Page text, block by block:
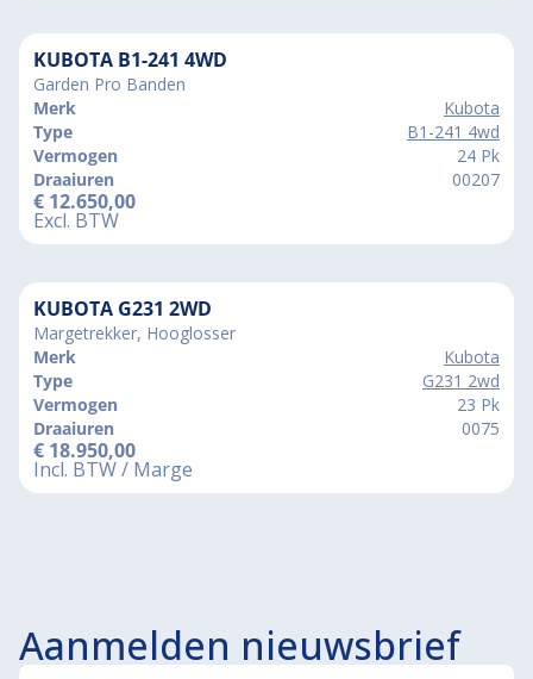
KUBOTA B1-241 4WD
Garden Pro Banden
Merk
Kubota
Type
B1-241 4wd
Vermogen
24 Pk
Draaiuren
00207
€ 12.650,00
Excl. BTW
KUBOTA G231 2WD
Margetrekker, Hooglosser
Merk
Kubota
Type
G231 2wd
Vermogen
23 Pk
Draaiuren
0075
€ 18.950,00
Incl. BTW / Marge
Aanmelden nieuwsbrief